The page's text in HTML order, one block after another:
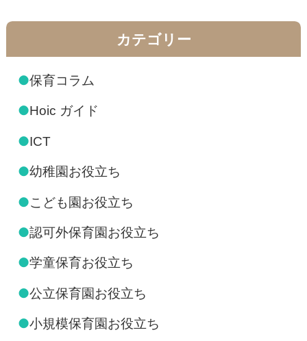
カテゴリー
●保育コラム
●Hoic ガイド
●ICT
●幼稚園お役立ち
●こども園お役立ち
●認可外保育園お役立ち
●学童保育お役立ち
●公立保育園お役立ち
●小規模保育園お役立ち